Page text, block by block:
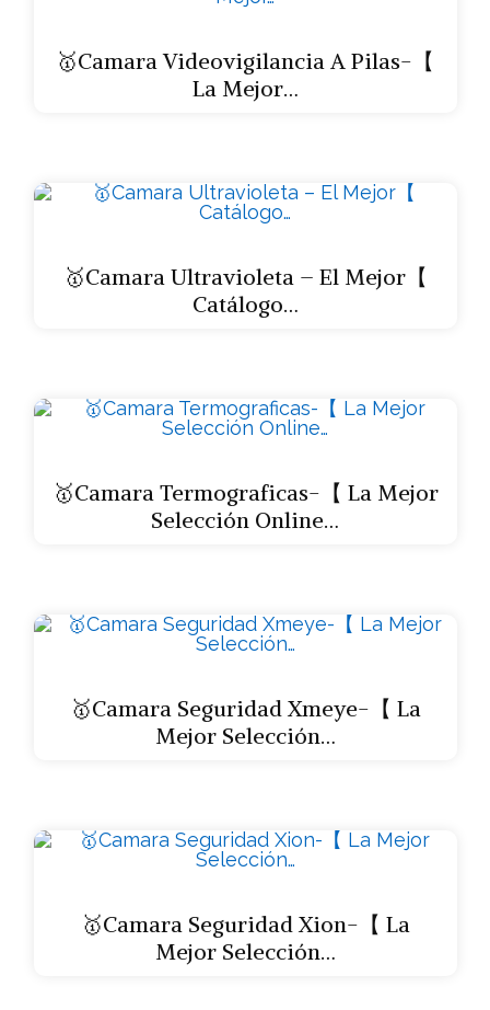
🥇Camara Videovigilancia A Pilas-【
La Mejor…
🥇Camara Ultravioleta – El Mejor【
Catálogo…
🥇Camara Termograficas-【 La Mejor
Selección Online…
🥇Camara Seguridad Xmeye-【 La
Mejor Selección…
🥇Camara Seguridad Xion-【 La
Mejor Selección…